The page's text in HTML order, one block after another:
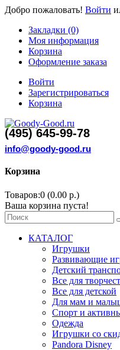
Добро пожаловать! Войти
Закладки (0)
Моя информация
Корзина
Оформление заказа
Войти
Зарегистрироваться
Корзина
(495) 645-99-78
info@goody-good.ru
Корзина
Товаров:0 (0.00 р.)
Ваша корзина пуста!
КАТАЛОГ
Игрушки
Развивающие
Детский
Все для
Все для детской
Для мам и
Спорт и
Одежда
Игрушки со
Pandora Disney